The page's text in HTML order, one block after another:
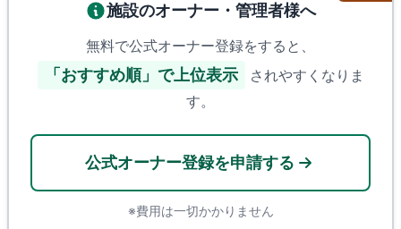
施設のオーナー・管理者様へ
無料で公式オーナー登録をすると、
「おすすめ順」で上位表示
されやすくなりま
す。
公式オーナー登録を申請する
※費用は一切かかりません